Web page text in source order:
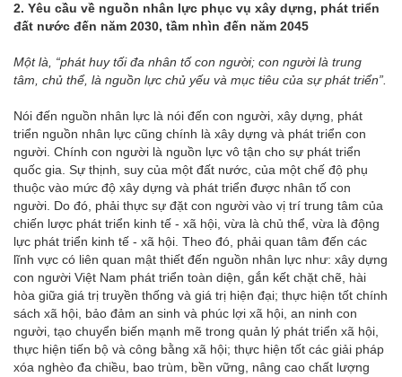
2. Yêu cầu về nguồn nhân lực phục vụ xây dựng, phát triển
đất nước đến năm 2030, tầm nhìn đến năm 2045
Một là, “phát huy tối đa nhân tố con người; con người là trung
tâm, chủ thể, là nguồn lực chủ yếu và mục tiêu của sự phát triển”.
Nói đến nguồn nhân lực là nói đến con người, xây dựng, phát
triển nguồn nhân lực cũng chính là xây dựng và phát triển con
người. Chính con người là nguồn lực vô tận cho sự phát triển
quốc gia. Sự thịnh, suy của một đất nước, của một chế độ phụ
thuộc vào mức độ xây dựng và phát triển được nhân tố con
người. Do đó, phải thực sự đặt con người vào vị trí trung tâm của
chiến lược phát triển kinh tế - xã hội, vừa là chủ thể, vừa là động
lực phát triển kinh tế - xã hội. Theo đó, phải quan tâm đến các
lĩnh vực có liên quan mật thiết đến nguồn nhân lực như: xây dựng
con người Việt Nam phát triển toàn diện, gắn kết chặt chẽ, hài
hòa giữa giá trị truyền thống và giá trị hiện đại; thực hiện tốt chính
sách xã hội, bảo đảm an sinh và phúc lợi xã hội, an ninh con
người, tạo chuyển biến mạnh mẽ trong quản lý phát triển xã hội,
thực hiện tiến bộ và công bằng xã hội; thực hiện tốt các giải pháp
xóa nghèo đa chiều, bao trùm, bền vững, nâng cao chất lượng